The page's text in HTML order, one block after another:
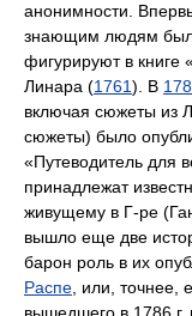
анонимности.
знающим людям
фигурируют в книге
Линара (1761). В
включая сюжеты из
сюжеты) было
«Путеводитель для
принадлежат
живущему в Г-ре
вышло еще две
барон роль в их
Распе , или, точнее,